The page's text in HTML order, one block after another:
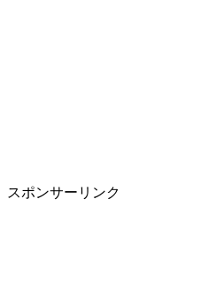
スポンサーリンク